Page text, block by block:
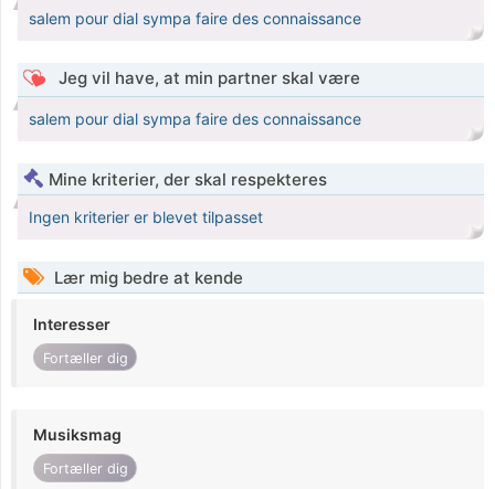
salem pour dial sympa faire des connaissance
Jeg vil have, at min partner skal være
salem pour dial sympa faire des connaissance
Mine kriterier, der skal respekteres
Ingen kriterier er blevet tilpasset
Lær mig bedre at kende
Interesser
Fortæller dig
Musiksmag
Fortæller dig